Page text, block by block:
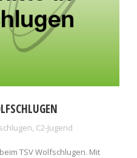
, C2-Jugend
TSV Wolfschlugen. Mit